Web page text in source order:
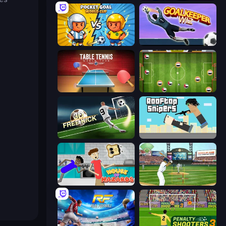
Pocket Goal: World Cup Goalkeeper Wiz
Table Tennis World Tour Soccer Challenge
Free Kick Classic (3D Free Kick) Rooftop Snipers
House of Hazards Baseball